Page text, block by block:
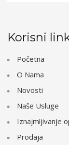
Korisni
Početna
O Nama
Novosti
Naše Usluge
Iznajmljivanje
Prodaja